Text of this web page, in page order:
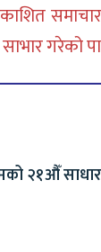
गरेको
२१औँ